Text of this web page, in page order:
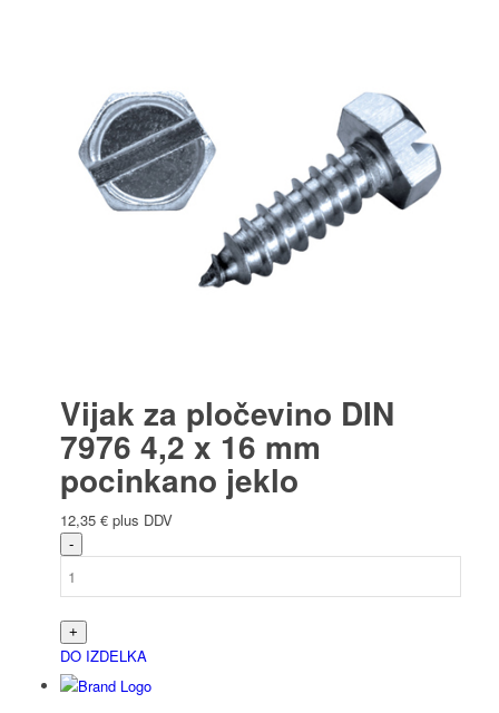
Vijak za pločevino DIN
7976 4,2 x 16 mm
pocinkano jeklo
12,35 € plus DDV
DO IZDELKA